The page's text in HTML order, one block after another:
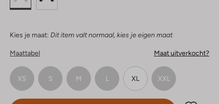
Kies je maat: Dit item valt normaal, kies je eigen maat
Maattabel Maat uitverkocht?
XS S M L XL XXL